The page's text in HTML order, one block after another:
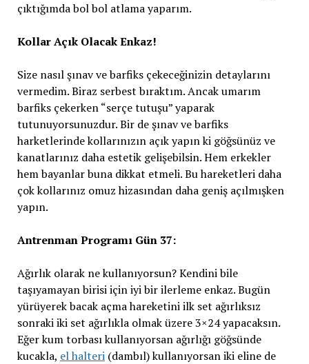
çıktığımda bol bol atlama yaparım.
Kollar Açık Olacak Enkaz!
Size nasıl şınav ve barfiks çekeceğinizin detaylarını
vermedim. Biraz serbest bıraktım. Ancak umarım
barfiks çekerken “serçe tutuşu” yaparak
tutunuyorsunuzdur. Bir de şınav ve barfiks
harketlerinde kollarınızın açık yapın ki göğsünüz ve
kanatlarınız daha estetik gelişebilsin. Hem erkekler
hem bayanlar buna dikkat etmeli. Bu hareketleri daha
çok kollarınız omuz hizasından daha geniş açılmışken
yapın.
Antrenman Programı Gün 37:
Ağırlık olarak ne kullanıyorsun? Kendini bile
taşıyamayan birisi için iyi bir ilerleme enkaz. Bugün
yürüyerek bacak açma hareketini ilk set ağırlıksız
sonraki iki set ağırlıkla olmak üzere 3×24 yapacaksın.
Eğer kum torbası kullanıyorsan ağırlığı göğsünde
kucakla, el halteri(dambıl) kullanıyorsan iki eline de